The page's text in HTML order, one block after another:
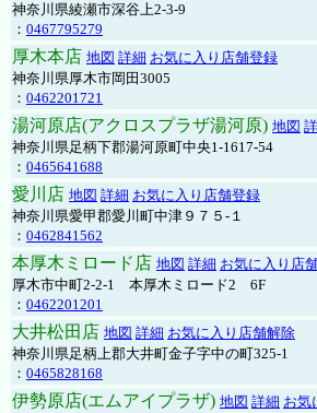
神奈川県綾瀬市深谷上2-3-9
： 0467795279
厚木本店 地図 詳細 お気に入り店舗登録
神奈川県厚木市岡田3005
： 0462201721
湯河原店(アクロスプラザ湯河原) 地図
神奈川県足柄下郡湯河原町中央1-1617-54
： 0465641688
愛川店 地図 詳細 お気に入り店舗登録
神奈川県愛甲郡愛川町中津９７５-１
： 0462841562
本厚木ミロード店 地図 詳細 お気に入り店
厚木市中町2-2-1 本厚木ミロード2 6F
： 0462201201
大井松田店 地図 詳細 お気に入り店舗解除
神奈川県足柄上郡大井町金子字中の町325-1
： 0465828168
伊勢原店(エムアイプラザ) 地図 詳細 お気